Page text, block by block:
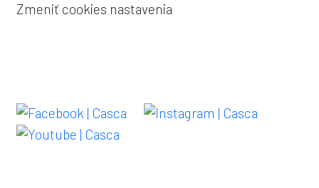
Zmeniť cookies nastavenia